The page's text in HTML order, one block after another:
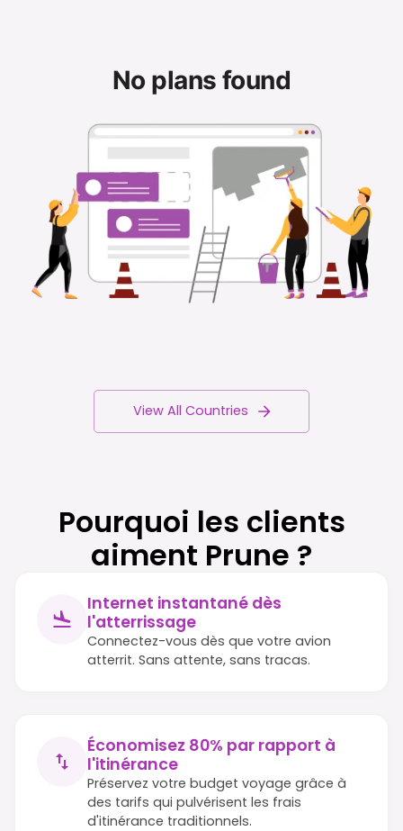
No plans found
View All Countries
Pourquoi les clients
aiment Prune ?
Internet instantané dès
l'atterrissage
Connectez-vous dès que votre avion
atterrit. Sans attente, sans tracas.
Économisez 80% par rapport à
l'itinérance
Préservez votre budget voyage grâce à
des tarifs qui pulvérisent les frais
d'itinérance traditionnels.